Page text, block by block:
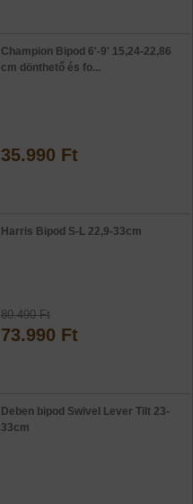
Champion Bipod 6'-9' 15,24-22,86
cm dönthető és fo...
35.990 Ft
Harris Bipod S-L 22,9-33cm
80.490 Ft
73.990 Ft
Deben bipod Swivel Lever Tilt 23-
33cm